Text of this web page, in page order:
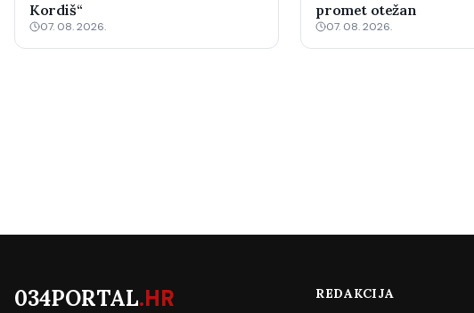
Kordiš“
07. 08. 2026.
promet otežan
07. 08. 2026.
034PORTAL.HR
REDAKCIJA